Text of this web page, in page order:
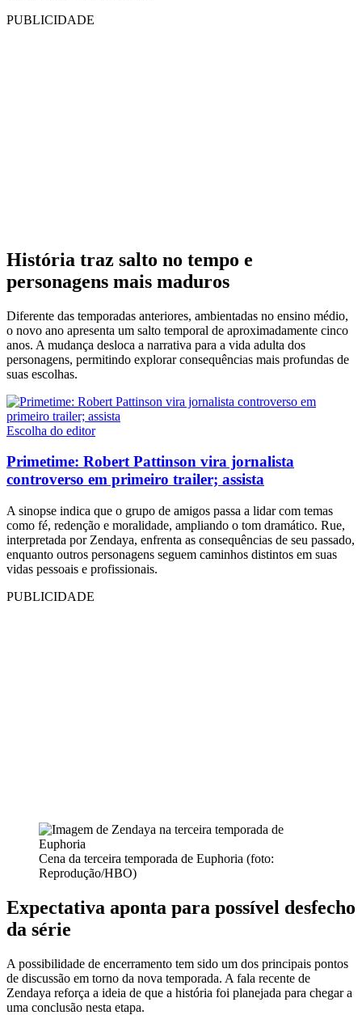
PUBLICIDADE
História traz salto no tempo e
personagens mais maduros
Diferente das temporadas anteriores, ambientadas no ensino médio,
o novo ano apresenta um salto temporal de aproximadamente cinco
anos. A mudança desloca a narrativa para a vida adulta dos
personagens, permitindo explorar consequências mais profundas de
suas escolhas.
Escolha do editor
Primetime: Robert Pattinson vira jornalista
controverso em primeiro trailer; assista
A sinopse indica que o grupo de amigos passa a lidar com temas
como fé, redenção e moralidade, ampliando o tom dramático. Rue,
interpretada por Zendaya, enfrenta as consequências de seu passado,
enquanto outros personagens seguem caminhos distintos em suas
vidas pessoais e profissionais.
PUBLICIDADE
Cena da terceira temporada de Euphoria (foto:
Reprodução/HBO)
Expectativa aponta para possível desfecho
da série
A possibilidade de encerramento tem sido um dos principais pontos
de discussão em torno da nova temporada. A fala recente de
Zendaya reforça a ideia de que a história foi planejada para chegar a
uma conclusão nesta etapa.